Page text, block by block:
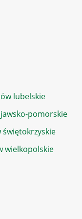
lubelskie
pomorskie
świętokrzyskie
wielkopolskie